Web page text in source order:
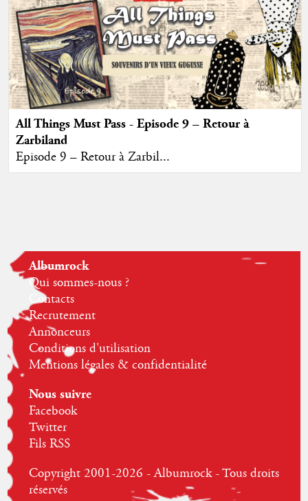
All Things Must Pass - Episode 9 – Retour à
Zarbiland
Episode 9 – Retour à Zarbil...
Albumrock
Qui sommes-nous ?
Contacts
Recrutement
Annonceurs
Conditions d'utilisation
Mentions légales & confidentialité
Nous suivre
Facebook
Twitter
Fils RSS
Copyright 2001-2026 - Albumrock - Tous droits
réservés